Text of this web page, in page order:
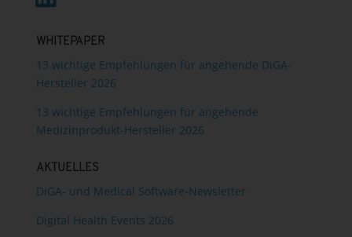
WHITEPAPER
13 wichtige Empfehlungen für angehende DiGA-
Hersteller 2026
13 wichtige Empfehlungen für angehende
Medizinprodukt-Hersteller 2026
AKTUELLES
DiGA- und Medical Software-Newsletter
Digital Health Events 2026